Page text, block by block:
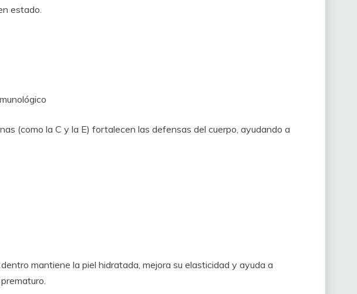
estado.
(como la C y la E) fortalecen las defensas del cuerpo, ayudando a
mantiene la piel hidratada, mejora su elasticidad y ayuda a